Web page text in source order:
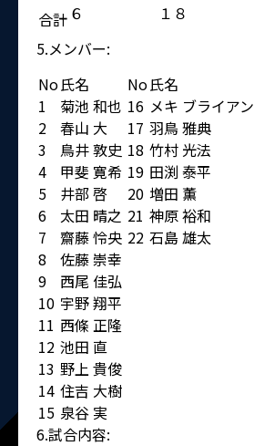
合計 ６
１８
5.メンバー:
No氏名 No氏名
1
菊池 和也 16 メキ ブライアン
2
春山 大 17 羽鳥 雅典
3
鳥井 敦史 18 竹村 光法
4
甲斐 寛希 19 田渕 泰平
5
井部 啓 20 増田 薫
6
太田 晴之 21 神原 裕和
7
齋藤 怜央 22 石島 雄太
8
佐藤 崇幸
9
西尾 佳弘
10 宇野 翔平
11 西條 正隆
12 池田 直
13 野上 貴俊
14 住吉 大樹
15 泉谷 実
6.試合内容: